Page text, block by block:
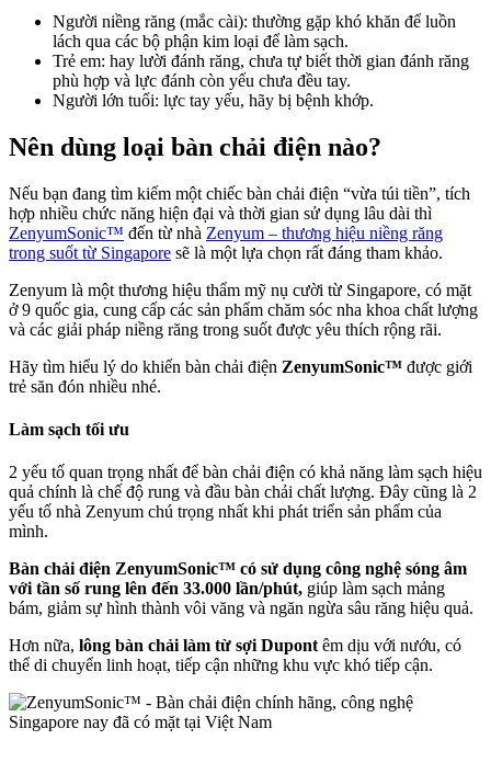
Người niềng răng (mắc cài): thường gặp khó khăn để luồn
lách qua các bộ phận kim loại để làm sạch.
Trẻ em: hay lười đánh răng, chưa tự biết thời gian đánh răng
phù hợp và lực đánh còn yếu chưa đều tay.
Người lớn tuổi: lực tay yếu, hãy bị bệnh khớp.
Nên dùng loại bàn chải điện nào?
Nếu bạn đang tìm kiếm một chiếc bàn chải điện “vừa túi tiền”, tích
hợp nhiều chức năng hiện đại và thời gian sử dụng lâu dài thì
ZenyumSonic™ đến từ nhà Zenyum – thương hiệu niềng răng
trong suốt từ Singapore sẽ là một lựa chọn rất đáng tham khảo.
Zenyum là một thương hiệu thẩm mỹ nụ cười từ Singapore, có mặt
ở 9 quốc gia, cung cấp các sản phẩm chăm sóc nha khoa chất lượng
và các giải pháp niềng răng trong suốt được yêu thích rộng rãi.
Hãy tìm hiểu lý do khiến bàn chải điện ZenyumSonic™ được giới
trẻ săn đón nhiều nhé.
Làm sạch tối ưu
2 yếu tố quan trọng nhất để bàn chải điện có khả năng làm sạch hiệu
quả chính là chế độ rung và đầu bàn chải chất lượng. Đây cũng là 2
yếu tố nhà Zenyum chú trọng nhất khi phát triển sản phẩm của
mình.
Bàn chải điện ZenyumSonic™ có sử dụng công nghệ sóng âm
với tần số rung lên đến 33.000 lần/phút, giúp làm sạch mảng
bám, giảm sự hình thành vôi văng và ngăn ngừa sâu răng hiệu quả.
Hơn nữa, lông bàn chải làm từ sợi Dupont êm dịu với nướu, có
thể di chuyển linh hoạt, tiếp cận những khu vực khó tiếp cận.